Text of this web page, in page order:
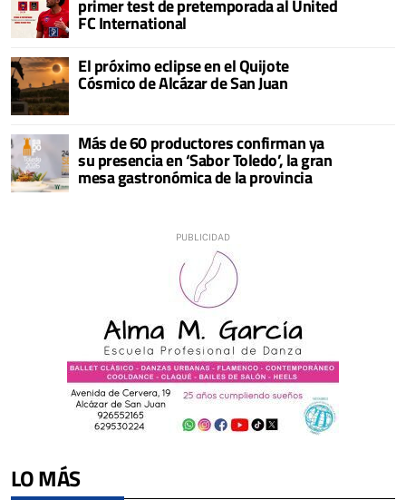
primer test de pretemporada al United
FC International
El próximo eclipse en el Quijote
Cósmico de Alcázar de San Juan
Más de 60 productores confirman ya
su presencia en ‘Sabor Toledo’, la gran
mesa gastronómica de la provincia
LO MÁS